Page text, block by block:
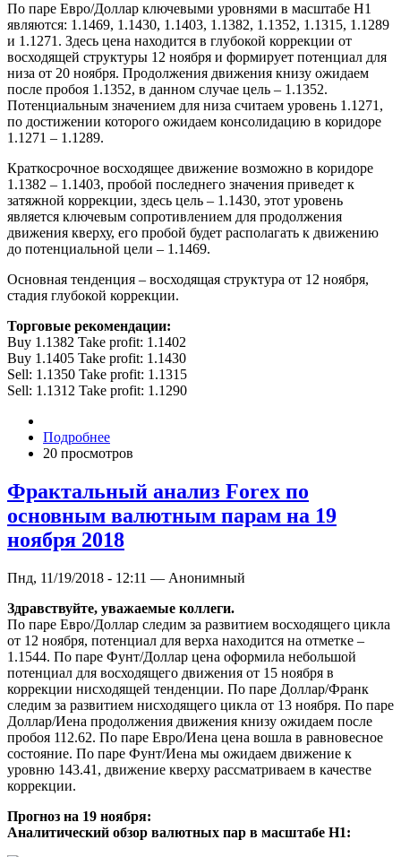
По паре Евро/Доллар ключевыми уровнями в масштабе Н1
являются: 1.1469, 1.1430, 1.1403, 1.1382, 1.1352, 1.1315, 1.1289
и 1.1271. Здесь цена находится в глубокой коррекции от
восходящей структуры 12 ноября и формирует потенциал для
низа от 20 ноября. Продолжения движения книзу ожидаем
после пробоя 1.1352, в данном случае цель – 1.1352.
Потенциальным значением для низа считаем уровень 1.1271,
по достижении которого ожидаем консолидацию в коридоре
1.1271 – 1.1289.
Краткосрочное восходящее движение возможно в коридоре
1.1382 – 1.1403, пробой последнего значения приведет к
затяжной коррекции, здесь цель – 1.1430, этот уровень
является ключевым сопротивлением для продолжения
движения кверху, его пробой будет располагать к движению
до потенциальной цели – 1.1469.
Основная тенденция – восходящая структура от 12 ноября,
стадия глубокой коррекции.
Торговые рекомендации:
Buy 1.1382 Take profit: 1.1402
Buy 1.1405 Take profit: 1.1430
Sell: 1.1350 Take profit: 1.1315
Sell: 1.1312 Take profit: 1.1290
Подробнее
20 просмотров
Фрактальный анализ Forex по
основным валютным парам на 19
ноября 2018
Пнд, 11/19/2018 - 12:11 — Анонимный
Здравствуйте, уважаемые коллеги.
По паре Евро/Доллар следим за развитием восходящего цикла
от 12 ноября, потенциал для верха находится на отметке –
1.1544. По паре Фунт/Доллар цена оформила небольшой
потенциал для восходящего движения от 15 ноября в
коррекции нисходящей тенденции. По паре Доллар/Франк
следим за развитием нисходящего цикла от 13 ноября. По паре
Доллар/Иена продолжения движения книзу ожидаем после
пробоя 112.62. По паре Евро/Иена цена вошла в равновесное
состояние. По паре Фунт/Иена мы ожидаем движение к
уровню 143.41, движение кверху рассматриваем в качестве
коррекции.
Прогноз на 19 ноября:
Аналитический обзор валютных пар в масштабе Н1: